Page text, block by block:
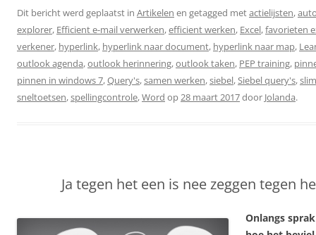
Dit bericht werd geplaatst in Artikelen en getagged metactielijsten,
explorer, Efficient e-mail verwerken,efficient werken, Excel,favorieten
verkener, hyperlink, hyperlink naar document, hyperlink naar map,
outlook agenda,outlook herinnering,outlook taken, PEP training,
pinnen in windows 7,Query's,samen werken,siebel, Siebel query's,
sneltoetsen,spellingcontrole,Word op 28 maart 2017door Jolanda.
Ja tegen het een is nee zeggen tegen
Onlangs